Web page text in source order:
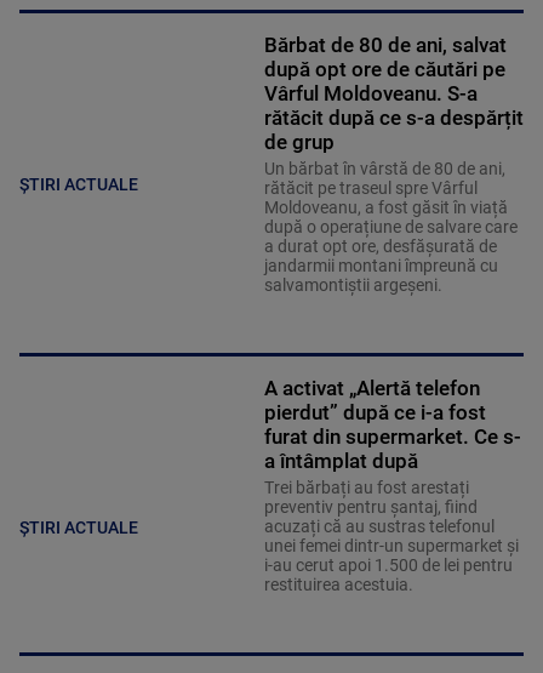
ȘTIRI ACTUALE
Bărbat de 80 de ani, salvat
după opt ore de căutări pe
Vârful Moldoveanu. S-a
rătăcit după ce s-a despărțit
de grup
Un bărbat în vârstă de 80 de ani,
rătăcit pe traseul spre Vârful
Moldoveanu, a fost găsit în viață
după o operațiune de salvare care
a durat opt ore, desfășurată de
jandarmii montani împreună cu
salvamontiștii argeșeni.
ȘTIRI ACTUALE
A activat „Alertă telefon
pierdut” după ce i-a fost
furat din supermarket. Ce s-
a întâmplat după
Trei bărbați au fost arestați
preventiv pentru șantaj, fiind
acuzați că au sustras telefonul
unei femei dintr-un supermarket și
i-au cerut apoi 1.500 de lei pentru
restituirea acestuia.